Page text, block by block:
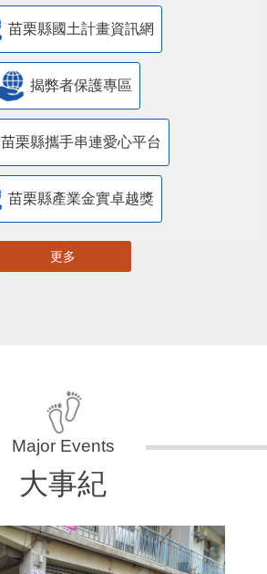
苗栗縣國土計畫資訊網
揭弊者保護專區
苗栗縣攜手串連愛心平台
苗栗縣產業金實卓越獎
更多
大事紀